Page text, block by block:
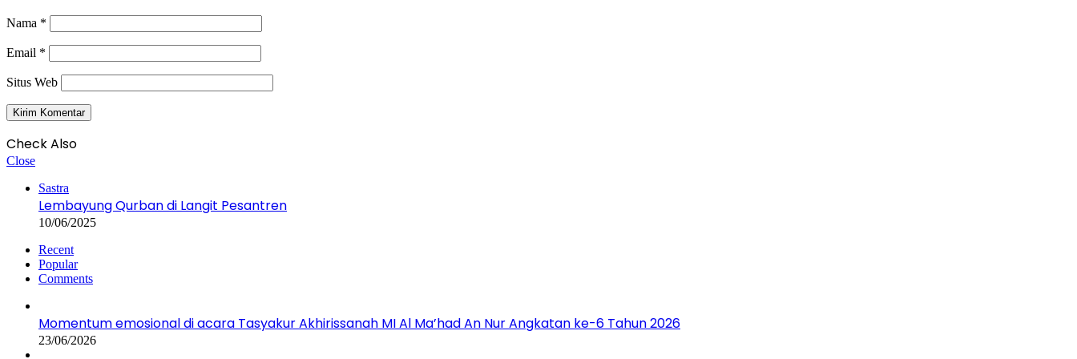
Nama *
Email *
Situs Web
Check Also
Close
Sastra
Lembayung Qurban di Langit Pesantren
10/06/2025
Recent
Popular
Comments
Momentum emosional di acara Tasyakur Akhirissanah MI Al Ma’had An Nur Angkatan ke-6 Tahun 2026
23/06/2026